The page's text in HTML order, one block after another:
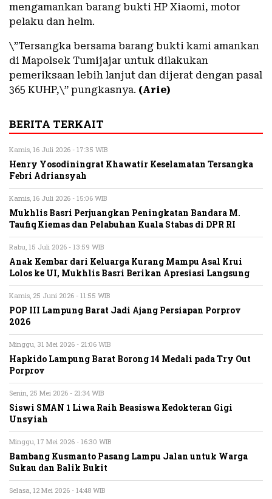
mengamankan barang bukti HP Xiaomi, motor
pelaku dan helm.
\”Tersangka bersama barang bukti kami amankan
di Mapolsek Tumijajar untuk dilakukan
pemeriksaan lebih lanjut dan dijerat dengan pasal
365 KUHP,\” pungkasnya. (Arie)
BERITA TERKAIT
Kamis, 16 Juli 2026 - 17:35 WIB
Henry Yosodiningrat Khawatir Keselamatan Tersangka
Febri Adriansyah
Kamis, 16 Juli 2026 - 15:06 WIB
Mukhlis Basri Perjuangkan Peningkatan Bandara M.
Taufiq Kiemas dan Pelabuhan Kuala Stabas di DPR RI
Rabu, 15 Juli 2026 - 13:59 WIB
Anak Kembar dari Keluarga Kurang Mampu Asal Krui
Lolos ke UI, Mukhlis Basri Berikan Apresiasi Langsung
Kamis, 25 Juni 2026 - 11:55 WIB
POP III Lampung Barat Jadi Ajang Persiapan Porprov
2026
Minggu, 31 Mei 2026 - 21:06 WIB
Hapkido Lampung Barat Borong 14 Medali pada Try Out
Porprov
Senin, 25 Mei 2026 - 21:34 WIB
Siswi SMAN 1 Liwa Raih Beasiswa Kedokteran Gigi
Unsyiah
Minggu, 17 Mei 2026 - 16:30 WIB
Bambang Kusmanto Pasang Lampu Jalan untuk Warga
Sukau dan Balik Bukit
Selasa, 12 Mei 2026 - 14:48 WIB